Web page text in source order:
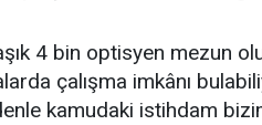
4 bin optisyen mezun
çalışma imkânı
kamudaki istihdam